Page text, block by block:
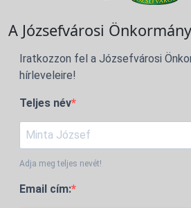
A Józsefvárosi
Iratkozzon fel a Józsefvárosi
hírleveleire!
Teljes név
Adja meg teljes nevét!
Email cím: